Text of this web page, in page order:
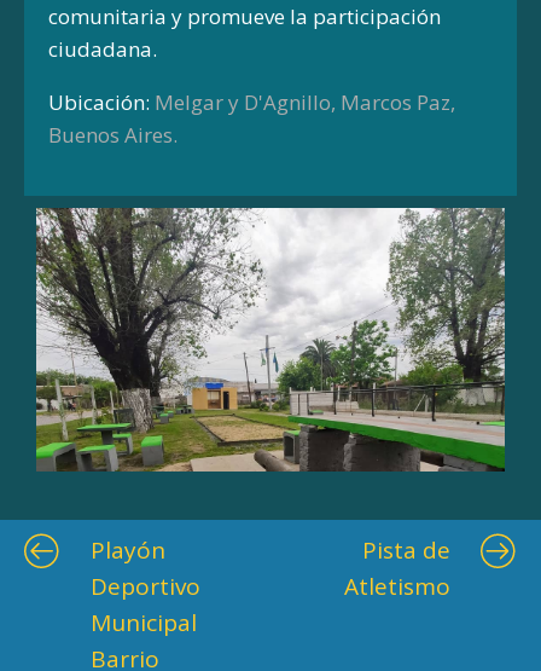
comunitaria y promueve la participación
ciudadana.
Ubicación: Melgar y D'Agnillo, Marcos Paz,
Buenos Aires.
Playón
Deportivo
Municipal
Barrio
Pista de
Atletismo